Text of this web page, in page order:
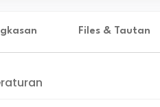
Video Sosialisasi
Kamus Hukum
Files & Tautan